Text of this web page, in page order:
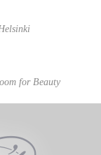
for Beauty